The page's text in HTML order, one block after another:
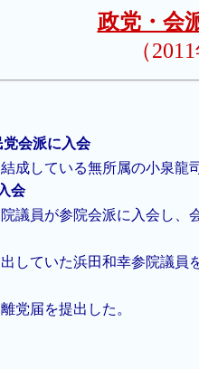
政党・会
（
党会派に入会
成している無所属の小泉龍
会
議員が参院会派に入会し、
していた浜田和幸参院議員
党届を提出した。